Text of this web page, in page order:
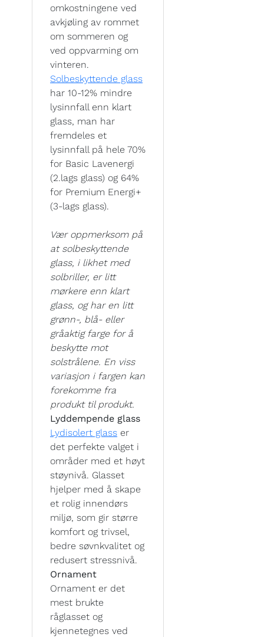
omkostningene ved
avkjøling av rommet
om sommeren og
ved oppvarming om
vinteren.
Solbeskyttende glass
har 10-12% mindre
lysinnfall enn klart
glass, man har
fremdeles et
lysinnfall på hele 70%
for Basic Lavenergi
(2.lags glass) og 64%
for Premium Energi+
(3-lags glass).
Vær oppmerksom på
at solbeskyttende
glass, i likhet med
solbriller, er litt
mørkere enn klart
glass, og har en litt
grønn-, blå- eller
gråaktig farge for å
beskytte mot
solstrålene. En viss
variasjon i fargen kan
forekomme fra
produkt til produkt.
Lyddempende glass
Lydisolert glass er
det perfekte valget i
områder med et høyt
støynivå. Glasset
hjelper med å skape
et rolig innendørs
miljø, som gir større
komfort og trivsel,
bedre søvnkvalitet og
redusert stressnivå.
Ornament
Ornament er det
mest brukte
råglasset og
kjennetegnes ved